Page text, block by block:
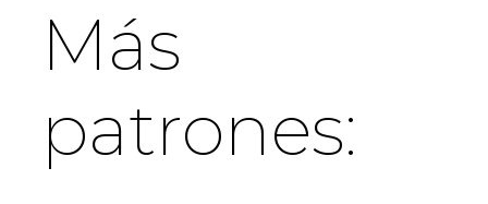
Más
patrones: